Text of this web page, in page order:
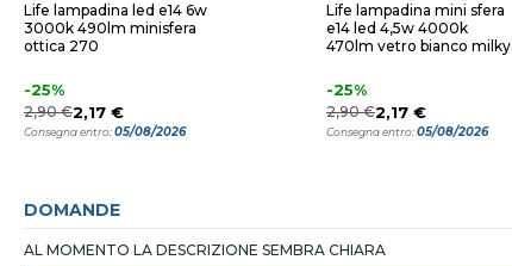
Life lampadina led e14 6w
3000k 490lm minisfera
ottica 270
-25%
2,90 €2,17 €
Consegna entro:05/08/2026
Life lampadina mini sfera
e14 led 4,5w 4000k
470lm vetro bianco milky
-25%
2,90 €2,17 €
Consegna entro:05/08/2026
DOMANDE
AL MOMENTO LA DESCRIZIONE SEMBRA CHIARA